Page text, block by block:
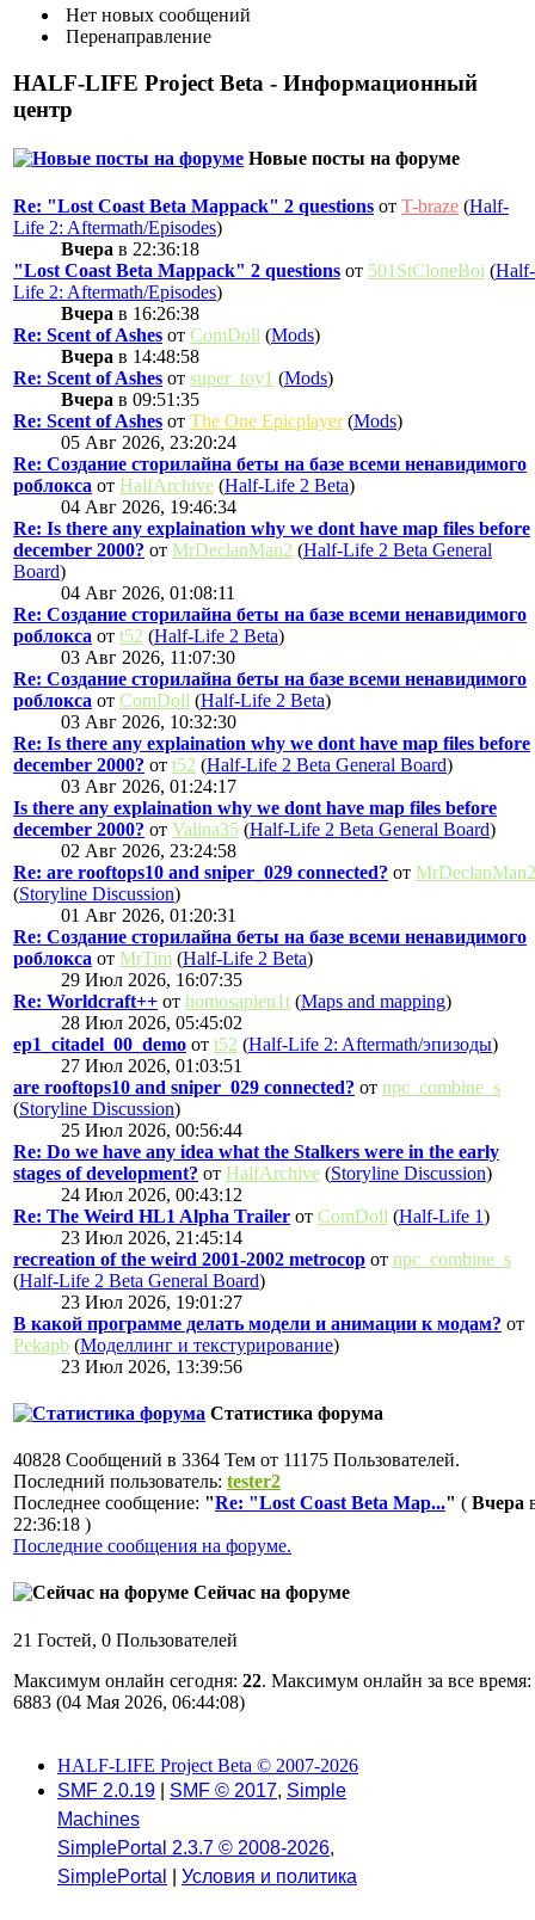
Нет новых сообщений
Перенаправление
HALF-LIFE Project Beta - Информационный
центр
Новые посты на форуме
Re: "Lost Coast Beta Mappack" 2 questions от T-braze (Half-
Life 2: Aftermath/Episodes)
Вчера в 22:36:18
"Lost Coast Beta Mappack" 2 questions от 501StCloneBoi (Half-
Life 2: Aftermath/Episodes)
Вчера в 16:26:38
Re: Scent of Ashes от ComDoll (Mods)
Вчера в 14:48:58
Re: Scent of Ashes от super_toy1 (Mods)
Вчера в 09:51:35
Re: Scent of Ashes от The One Epicplayer(Mods)
05 Авг 2026, 23:20:24
Re: Создание сторилайна беты на базе всеми ненавидимого
роблокса от HalfArchive (Half-Life 2 Beta)
04 Авг 2026, 19:46:34
Re: Is there any explaination why we dont have map files before
december 2000? от MrDeclanMan2 (Half-Life 2 Beta General
Board)
04 Авг 2026, 01:08:11
Re: Создание сторилайна беты на базе всеми ненавидимого
роблокса от t52 (Half-Life 2 Beta)
03 Авг 2026, 11:07:30
Re: Создание сторилайна беты на базе всеми ненавидимого
роблокса от ComDoll (Half-Life 2 Beta)
03 Авг 2026, 10:32:30
Re: Is there any explaination why we dont have map files before
december 2000? от t52 (Half-Life 2 Beta General Board)
03 Авг 2026, 01:24:17
Is there any explaination why we dont have map files before
december 2000? от Valina35 (Half-Life 2 Beta General Board)
02 Авг 2026, 23:24:58
Re: are rooftops10 and sniper_029 connected? от MrDeclanMan2
(Storyline Discussion)
01 Авг 2026, 01:20:31
Re: Создание сторилайна беты на базе всеми ненавидимого
роблокса от MrTim (Half-Life 2 Beta)
29 Июл 2026, 16:07:35
Re: Worldcraft++ от homosapien1t (Maps and mapping)
28 Июл 2026, 05:45:02
ep1_citadel_00_demo от t52 (Half-Life 2: Aftermath/эпизоды)
27 Июл 2026, 01:03:51
are rooftops10 and sniper_029 connected? от npc_combine_s
(Storyline Discussion)
25 Июл 2026, 00:56:44
Re: Do we have any idea what the Stalkers were in the early
stages of development? от HalfArchive (Storyline Discussion)
24 Июл 2026, 00:43:12
Re: The Weird HL1 Alpha Trailer от ComDoll (Half-Life 1)
23 Июл 2026, 21:45:14
recreation of the weird 2001-2002 metrocop от npc_combine_s
(Half-Life 2 Beta General Board)
23 Июл 2026, 19:01:27
В какой программе делать модели и анимации к модам? от
Pekapb (Моделлинг и текстурирование)
23 Июл 2026, 13:39:56
Статистика форума
40828 Сообщений в 3364 Тем от 11175 Пользователей.
Последний пользователь: tester2
Последнее сообщение: "Re: "Lost Coast Beta Map..." ( Вчера
22:36:18 )
Последние сообщения на форуме.
Сейчас на форуме
21 Гостей, 0 Пользователей
Максимум онлайн сегодня: 22. Максимум онлайн за все время:
6883 (04 Мая 2026, 06:44:08)
HALF-LIFE Project Beta © 2007-2026
SMF 2.0.19
SMF © 2017, Simple
Machines
SimplePortal 2.3.7 © 2008-2026,
SimplePortal
Условия и политика